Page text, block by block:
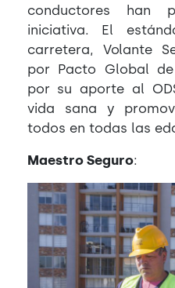
conductores han
iniciativa. El
carretera, Volante
por Pacto Global
por su aporte al
vida sana y
todos en todas las
Maestro Seguro: